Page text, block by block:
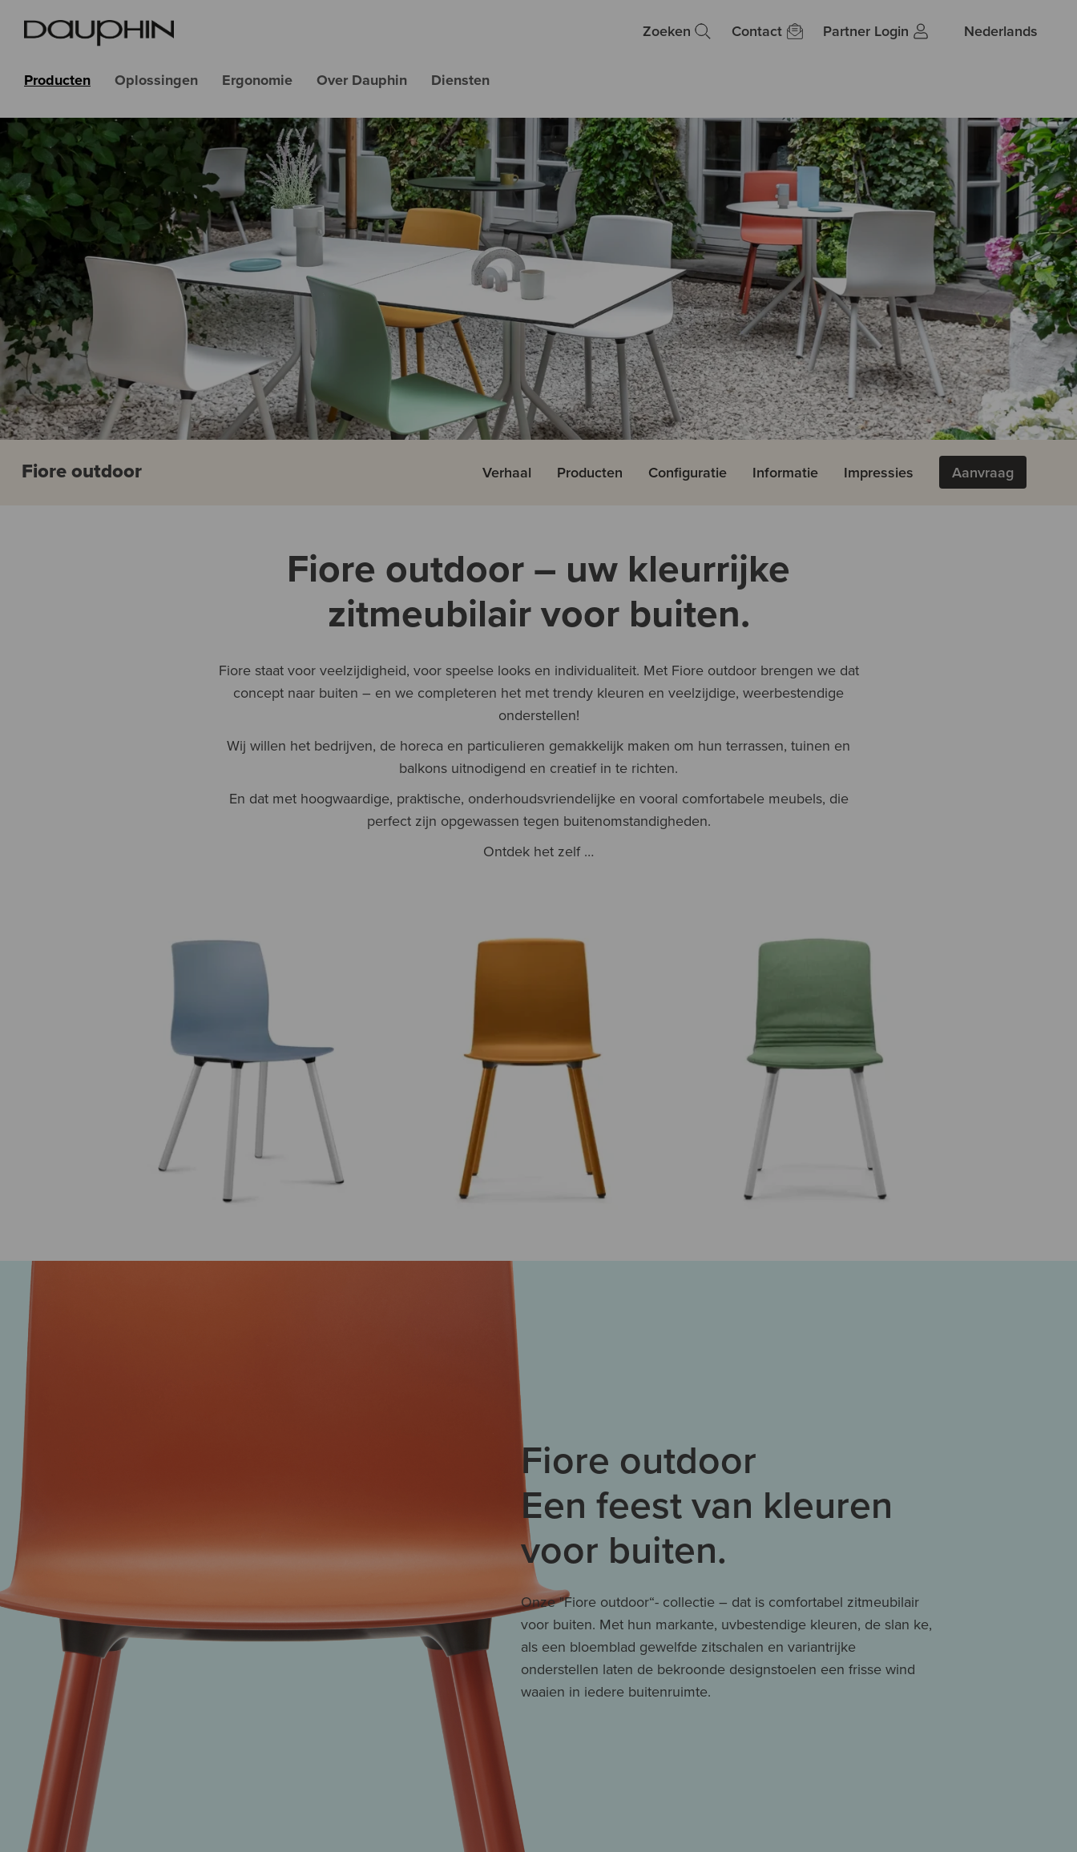
Zoeken Contact Partner Login Nederlands
Producten Oplossingen Ergonomie Over Dauphin Diensten
Fiore outdoor Verhaal Producten Configuratie Informatie Impressies Aanvraag
Fiore outdoor – uw kleurrijke
zitmeubilair voor buiten.
Fiore staat voor veelzijdigheid, voor speelse looks en individualiteit. Met Fiore outdoor brengen we dat
concept naar buiten – en we completeren het met trendy kleuren en veelzijdige, weerbestendige
onderstellen!
Wij willen het bedrijven, de horeca en particulieren gemakkelijk maken om hun terrassen, tuinen en
balkons uitnodigend en creatief in te richten.
En dat met hoogwaardige, praktische, onderhoudsvriendelijke en vooral comfortabele meubels, die
perfect zijn opgewassen tegen buitenomstandigheden.
Ontdek het zelf …
Fiore outdoor
Een feest van kleuren
voor buiten.
Onze "Fiore outdoor“- collectie – dat is comfortabel zitmeubilair
voor buiten. Met hun markante, uvbestendige kleuren, de slan ke,
als een bloemblad gewelfde zitschalen en variantrijke
onderstellen laten de bekroonde designstoelen een frisse wind
waaien in iedere buitenruimte.